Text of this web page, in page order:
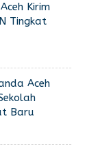
Kirim
Tingkat
Aceh
Baru